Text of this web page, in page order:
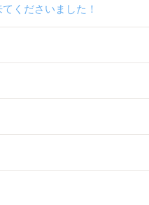
くださいました！